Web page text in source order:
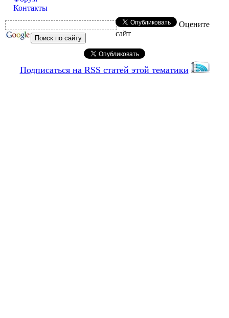
Контакты
Оцените
сайт
Подписаться на RSS статей этой тематики